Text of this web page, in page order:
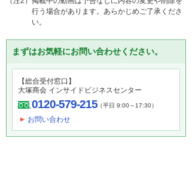
行う場合があります。あらかじめご了承くださ
い。
まずはお気軽にお問い合わせください。
【総合受付窓口】
大塚商会 インサイドビジネスセンター
0120-579-215（平日 9:00～17:30）
お問い合わせ